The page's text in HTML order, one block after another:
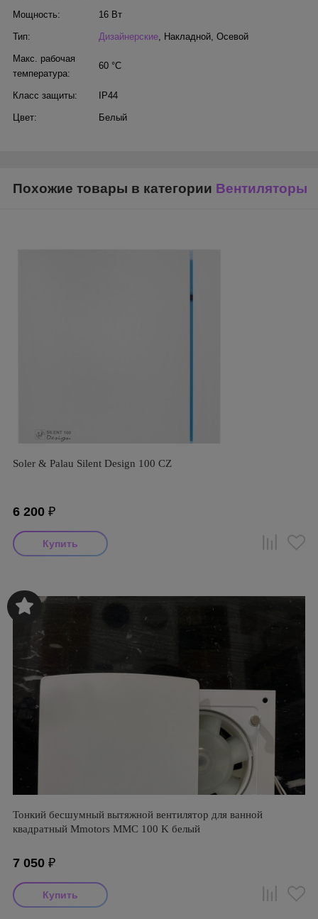
Мощность: 16 Вт
Тип: Дизайнерские, Накладной, Осевой
Макс. рабочая
температура:
60 °С
Класс защиты: IP44
Цвет: Белый
Похожие товары в категории Вентиляторы
Soler & Palau Silent Design 100 CZ
6 200 ₽
Тонкий бесшумный вытяжной вентилятор для ванной
квадратный Mmotors ММC 100 K белый
7 050 ₽